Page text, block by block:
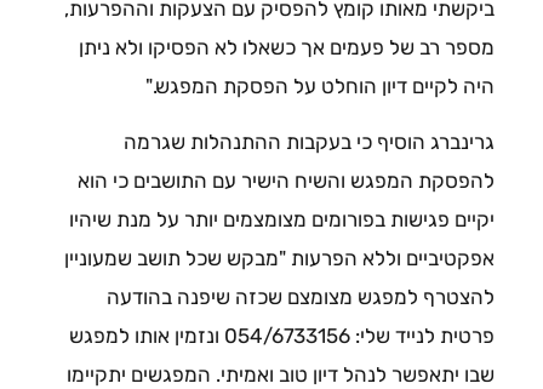
ביקשתי מאותו קומץ להפסיק עם הצעקות וההפרעות,
מספר רב של פעמים אך כשאלו לא הפסיקו ולא ניתן
היה לקיים דיון הוחלט על הפסקת המפגש."
גרינברג הוסיף כי בעקבות ההתנהלות שגרמה
להפסקת המפגש והשיח הישיר עם התושבים כי הוא
יקיים פגישות בפורומים מצומצמים יותר על מנת שיהיו
אפקטיביים וללא הפרעות "מבקש שכל תושב שמעוניין
להצטרף למפגש מצומצם שכזה שיפנה בהודעה
פרטית לנייד שלי: 054/6733156 ונזמין אותו למפגש
שבו יתאפשר לנהל דיון טוב ואמיתי. המפגשים יתקיימו